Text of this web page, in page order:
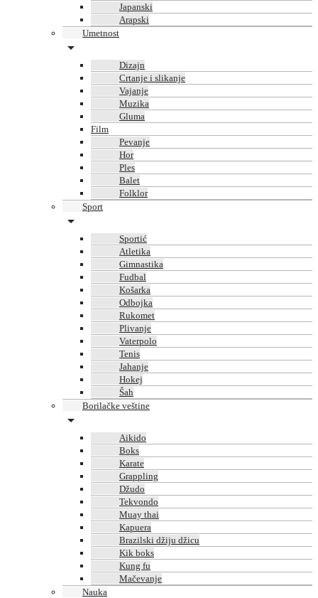
Japanski
Arapski
Umetnost
Dizajn
Crtanje i slikanje
Vajanje
Muzika
Gluma
Film
Pevanje
Hor
Ples
Balet
Folklor
Sport
Sportić
Atletika
Gimnastika
Fudbal
Košarka
Odbojka
Rukomet
Plivanje
Vaterpolo
Tenis
Jahanje
Hokej
Šah
Borilačke veštine
Aikido
Boks
Karate
Grappling
Džudo
Tekvondo
Muay thai
Kapuera
Brazilski džiju džicu
Kik boks
Kung fu
Mačevanje
Nauka